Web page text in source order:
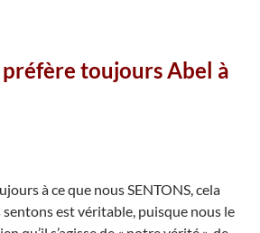
préfère toujours Abel à
à ce que nous SENTONS, cela
sentons est véritable, puisque nous le